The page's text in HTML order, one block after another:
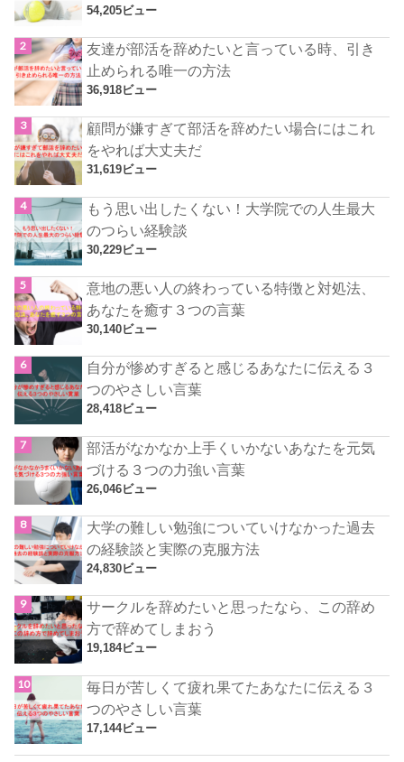
54,205ビュー
友達が部活を辞めたいと言っている時、引き
止められる唯一の方法
36,918ビュー
顧問が嫌すぎて部活を辞めたい場合にはこれ
をやれば大丈夫だ
31,619ビュー
もう思い出したくない！大学院での人生最大
のつらい経験談
30,229ビュー
意地の悪い人の終わっている特徴と対処法、
あなたを癒す３つの言葉
30,140ビュー
自分が惨めすぎると感じるあなたに伝える３
つのやさしい言葉
28,418ビュー
部活がなかなか上手くいかないあなたを元気
づける３つの力強い言葉
26,046ビュー
大学の難しい勉強についていけなかった過去
の経験談と実際の克服方法
24,830ビュー
サークルを辞めたいと思ったなら、この辞め
方で辞めてしまおう
19,184ビュー
毎日が苦しくて疲れ果てたあなたに伝える３
つのやさしい言葉
17,144ビュー